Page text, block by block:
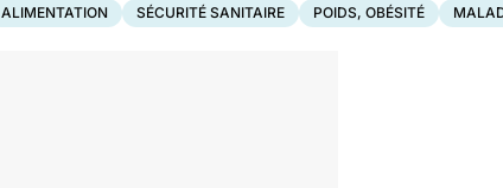
ALIMENTATION SÉCURITÉ SANITAIRE POIDS, OBÉSITÉ